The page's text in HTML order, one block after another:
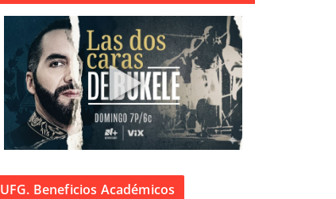
UFG. Beneficios Académicos